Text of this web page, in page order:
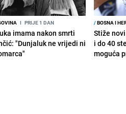
I PRIJE 1 DAN
imama nakon smrti
"Dunjaluk ne vrijedi ni
/BOSNA I
Stiže
i do 40
moguća